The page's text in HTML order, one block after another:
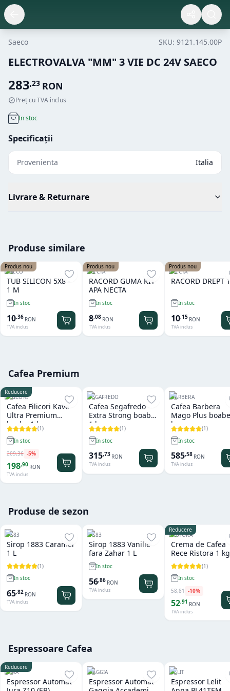
Saeco SKU: 9121.145.00P
ELECTROVALVA "MM" 3 VIE DC 24V SAECO
283,23 RON
Preț cu TVA inclus
In stoc
Specificații
Provenienta Italia
Livrare & Returnare
Produse similare
Produs nou
SAECO
TUB SILICON 5X8 -
1 M
In stoc
10,36 RON
TVA inclus
Produs nou
NECTA
RACORD GUMA KIT
APA NECTA
In stoc
8,08 RON
TVA inclus
Produs nou
NECTA
RACORD DREPT
In stoc
10,15 RON
TVA inclus
Cafea Premium
Reducere
FILICORI
Cafea Filicori Kave
Ultra Premium
boabe 1 kg
(1)
In stoc
209,36 -5%
198,90 RON
TVA inclus
SEGAFREDO
Cafea Segafredo
Extra Strong boabe
1 kg
(1)
In stoc
315,73 RON
TVA inclus
BARBERA
Cafea Barbera
Mago Plus
kg
(1)
In stoc
585,58 RON
TVA inclus
Produse de sezon
1883
Sirop 1883 Caramel
1 L
(1)
In stoc
65,82 RON
TVA inclus
1883
Sirop 1883 Vanilie
fara Zahar 1 L
In stoc
56,86 RON
TVA inclus
Reducere
RISTORA
Crema de Cafea
Rece Ristora 1 kg
(1)
In stoc
58,81 -10%
52,91 RON
TVA inclus
Espressoare Cafea
Reducere
JURA
Espressor Automat
GAGGIA
Espressor Automat
LELIT
Espressor Lelit